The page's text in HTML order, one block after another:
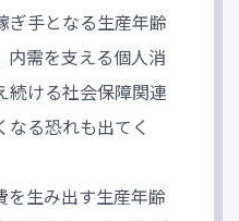
ぎ手となる生産年齢
内需を支える個人消
続ける社会保障関連
なる恐れも出てく
を生み出す生産年齢